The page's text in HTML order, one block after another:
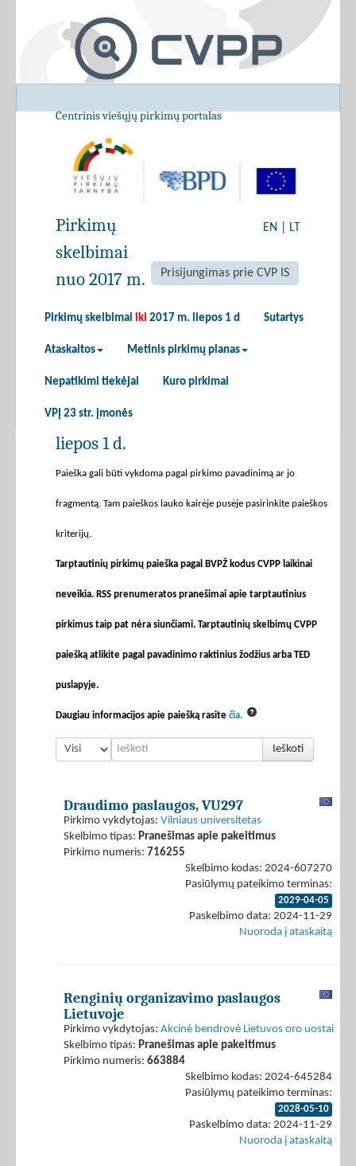
Centrinis viešųjų pirkimų portalas
EN LT
Prisijungimas prie CVP IS
Pirkimų skelbimai iki 2017 m. liepos 1 d Sutartys
Ataskaitos Metinis pirkimų planas
Nepatikimi tiekėjai Kuro pirkimai
VPĮ 23 str. įmonės
Pirkimų
skelbimai
nuo 2017 m.
liepos 1 d.
Paieška gali būti vykdoma pagal pirkimo pavadinimą ar jo
fragmentą. Tam paieškos lauko kairėje pusėje pasirinkite paieškos
kriterijų.
Tarptautinių pirkimų paieška pagal BVPŽ kodus CVPP laikinai
neveikia. RSS prenumeratos pranešimai apie tarptautinius
pirkimus taip pat nėra siunčiami. Tarptautinių skelbimų CVPP
paiešką atlikite pagal pavadinimo raktinius žodžius arba TED
puslapyje.
Daugiau informacijos apie paiešką rasite čia.
Ieškoti
Draudimo paslaugos, VU297
Pirkimo vykdytojas: Vilniaus universitetas
Skelbimo tipas: Pranešimas apie pakeitimus
Pirkimo numeris: 716255
Skelbimo kodas: 2024-607270
Pasiūlymų pateikimo terminas:
2029-04-05
Paskelbimo data: 2024-11-29
Nuoroda į ataskaitą
Renginių organizavimo paslaugos
Lietuvoje
Pirkimo vykdytojas: Akcinė bendrovė Lietuvos oro uostai
Skelbimo tipas: Pranešimas apie pakeitimus
Pirkimo numeris: 663884
Skelbimo kodas: 2024-645284
Pasiūlymų pateikimo terminas:
2028-05-10
Paskelbimo data: 2024-11-29
Nuoroda į ataskaitą